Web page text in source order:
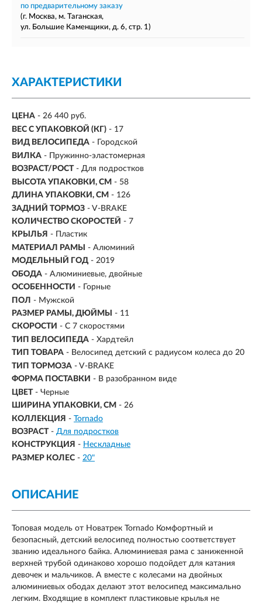
по предварительному заказу
(г. Москва, м. Таганская,
ул. Большие Каменщики, д. 6, стр. 1)
ХАРАКТЕРИСТИКИ
ЦЕНА - 26 440 руб.
ВЕС С УПАКОВКОЙ (КГ) - 17
ВИД ВЕЛОСИПЕДА - Городской
ВИЛКА - Пружинно-эластомерная
ВОЗРАСТ/РОСТ - Для подростков
ВЫСОТА УПАКОВКИ, СМ - 58
ДЛИНА УПАКОВКИ, СМ - 126
ЗАДНИЙ ТОРМОЗ - V-BRAKE
КОЛИЧЕСТВО СКОРОСТЕЙ - 7
КРЫЛЬЯ - Пластик
МАТЕРИАЛ РАМЫ
- Алюминий
МОДЕЛЬНЫЙ ГОД - 2019
ОБОДА - Алюминиевые, двойные
ОСОБЕННОСТИ - Горные
ПОЛ - Мужской
РАЗМЕР РАМЫ, ДЮЙМЫ
- 11
СКОРОСТИ - С 7 скоростями
ТИП ВЕЛОСИПЕДА - Хардтейл
ТИП ТОВАРА - Велосипед детский с радиусом колеса до 20
ТИП ТОРМОЗА - V-BRAKE
ФОРМА ПОСТАВКИ - В разобранном виде
ЦВЕТ - Черные
ШИРИНА УПАКОВКИ, СМ - 26
КОЛЛЕКЦИЯ - Tornado
ВОЗРАСТ - Для подростков
КОНСТРУКЦИЯ - Нескладные
РАЗМЕР КОЛЕС - 20"
ОПИСАНИЕ
Топовая модель от Новатрек Tornado Комфортный и
безопасный, детский велосипед полностью соответствует
званию идеального байка. Алюминиевая рама с заниженной
верхней трубой одинаково хорошо подойдет для катания
девочек и мальчиков. А вместе с колесами на двойных
алюминиевых ободах делают этот велосипед максимально
легким. Входящие в комплект пластиковые крылья не